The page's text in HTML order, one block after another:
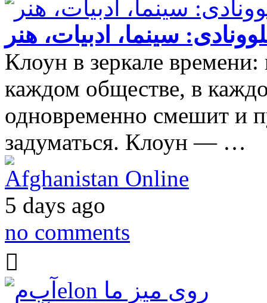
سینما، ادبیات، هنر
Клоун в зеркале
каждом обществе, в
одновременно смешит и
задуматься. Клоун — …
Afghanistan Online
5 days ago
no comments